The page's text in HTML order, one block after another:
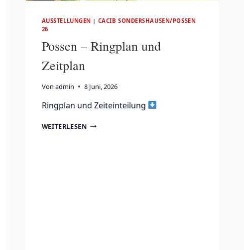
AUSSTELLUNGEN | CACIB SONDERSHAUSEN/POSSEN
26
Possen – Ringplan und
Zeitplan
Von admin 8 Juni, 2026
Ringplan und Zeiteinteilung
WEITERLESENPOSSEN